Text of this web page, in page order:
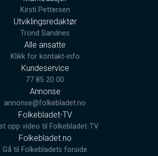
Kirsti Pettersen
Utviklingsredaktør
Trond Sandnes
Alle ansatte
Klikk for kontakt-info
Kundeservice
77 85 20 00
Annonse
annonse@folkebladet.no
Folkebladet-TV
opp video til Folkebladet-TV
Folkebladet.no
Gå til Folkebladets forside